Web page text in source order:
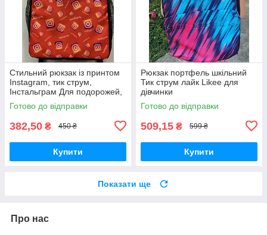
Стильний рюкзак із принтом
Instagram, тик струм,
Інстальграм Для подорожей,
тренувань, навчання
Готово до відправки
382,50 ₴ 450 ₴
Купити
Рюкзак портфель шкільний
Тик струм лайк Likee для
дівчинки
Готово до відправки
509,15 ₴ 599 ₴
Купити
Показати ще
Про нас